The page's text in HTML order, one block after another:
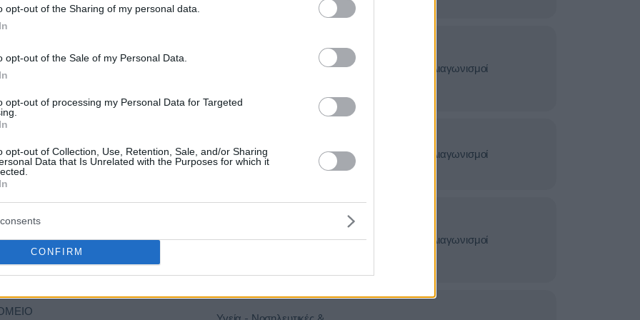
opt-out of the Sharing of my personal data.
opt-out of the Sale of my Personal Data.
opt-out of processing my Personal Data for Targeted
opt-out of Collection, Use, Retention, Sale, and/or Sharing
Data that Is Unrelated with the Purposes for which it
CONFIRM
Υγεία - Νοσηλευτικές &
Φαρμακευτικές Υπηρεσίες -
Διαγωνισμοί
20/08/2026 254.026,00 €
Φαρμακευτικές Υπηρεσίες -
Προιόντα - Εξοπλισμός
Διαγωνισμοί
01/10/2026 317.560,06 €
Φαρμακευτικές Υπηρεσίες -
Διαγωνισμοί